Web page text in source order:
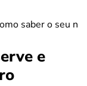
saber o seu
e